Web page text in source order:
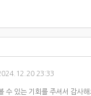
23:33
수 있는 기회를 주셔서 감사해